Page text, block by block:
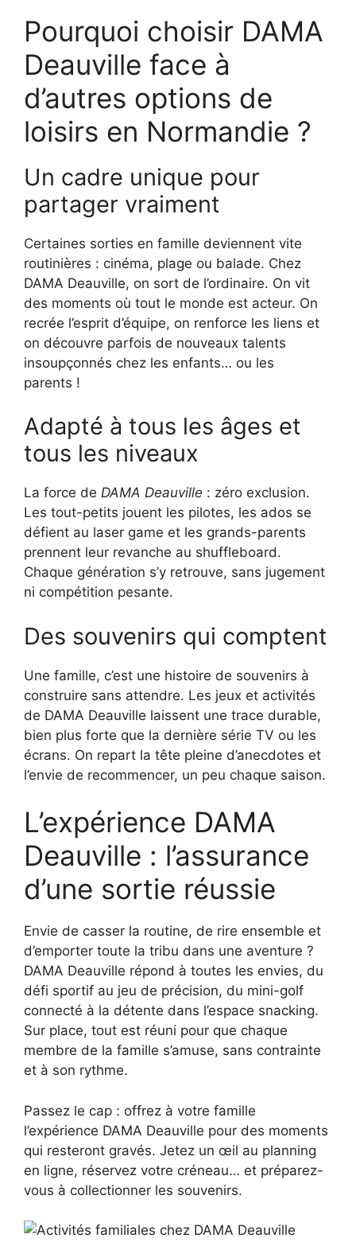
Pourquoi choisir DAMA
Deauville face à
d’autres options de
loisirs en Normandie ?
Un cadre unique pour
partager vraiment
Certaines sorties en famille deviennent vite
routinières : cinéma, plage ou balade. Chez
DAMA Deauville, on sort de l’ordinaire. On vit
des moments où tout le monde est acteur. On
recrée l’esprit d’équipe, on renforce les liens et
on découvre parfois de nouveaux talents
insoupçonnés chez les enfants… ou les
parents !
Adapté à tous les âges et
tous les niveaux
La force de DAMA Deauville : zéro exclusion.
Les tout-petits jouent les pilotes, les ados se
défient au laser game et les grands-parents
prennent leur revanche au shuffleboard.
Chaque génération s’y retrouve, sans jugement
ni compétition pesante.
Des souvenirs qui comptent
Une famille, c’est une histoire de souvenirs à
construire sans attendre. Les jeux et activités
de DAMA Deauville laissent une trace durable,
bien plus forte que la dernière série TV ou les
écrans. On repart la tête pleine d’anecdotes et
l’envie de recommencer, un peu chaque saison.
L’expérience DAMA
Deauville : l’assurance
d’une sortie réussie
Envie de casser la routine, de rire ensemble et
d’emporter toute la tribu dans une aventure ?
DAMA Deauville répond à toutes les envies, du
défi sportif au jeu de précision, du mini-golf
connecté à la détente dans l’espace snacking.
Sur place, tout est réuni pour que chaque
membre de la famille s’amuse, sans contrainte
et à son rythme.
Passez le cap : offrez à votre famille
l’expérience DAMA Deauville pour des moments
qui resteront gravés. Jetez un œil au planning
en ligne, réservez votre créneau… et préparez-
vous à collectionner les souvenirs.